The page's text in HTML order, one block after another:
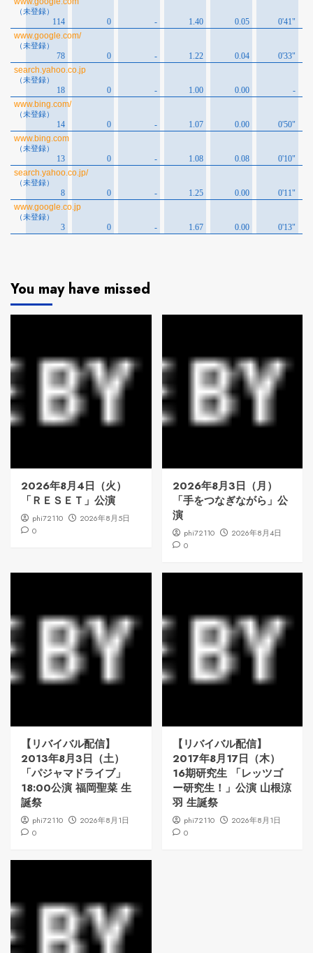
You may have missed
2026年8月4日（火）
「ＲＥＳＥＴ」公演
phi72110
2026年8月5日
0
2026年8月3日（月）
「手をつなぎながら」公
演
phi72110
2026年8月4日
0
【リバイバル配信】
2013年8月3日（土）
「パジャマドライブ」
18:00公演 福岡聖菜 生
誕祭
phi72110
2026年8月1日
0
【リバイバル配信】
2017年8月17日（木）
16期研究生 「レッツゴ
ー研究生！」公演 山根涼
羽 生誕祭
phi72110
2026年8月1日
0